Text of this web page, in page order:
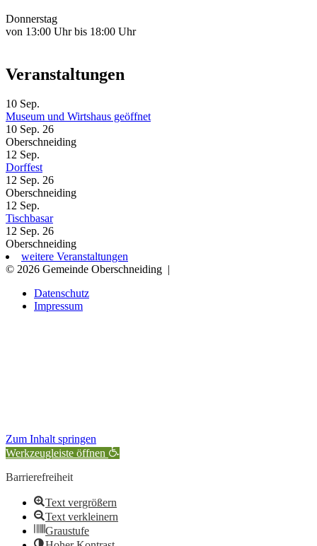
Donnerstag
von 13:00 Uhr bis 18:00 Uhr
Veranstaltungen
10 Sep.
Museum und Wirtshaus geöffnet
10 Sep. 26
Oberschneiding
12 Sep.
Dorffest
12 Sep. 26
Oberschneiding
12 Sep.
Tischbasar
12 Sep. 26
Oberschneiding
weitere Veranstaltungen
© 2026 Gemeinde Oberschneiding |
Datenschutz
Impressum
Zum Inhalt springen
Werkzeugleiste öffnen
Barrierefreiheit
Text vergrößern
Text verkleinern
Graustufe